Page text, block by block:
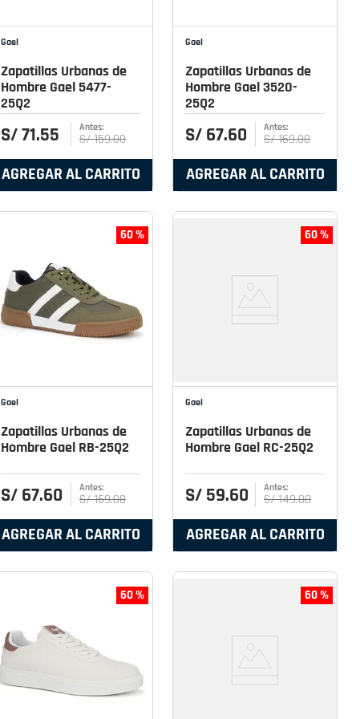
Gael
Zapatillas Urbanas de
Hombre Gael 5477-
25Q2
S/71.55 S/159.00
AGREGAR AL CARRITO
Gael
Zapatillas Urbanas de
Hombre Gael 3520-
25Q2
S/ 67.60 S/169.00
AGREGAR AL CARRITO
60 %
Gael
Zapatillas Urbanas de
Hombre Gael RB-25Q2
S/ 67.60 S/169.00
AGREGAR AL CARRITO
60 %
Gael
Zapatillas Urbanas de
Hombre Gael RC-25Q2
S/ 59.60 S/149.00
AGREGAR AL CARRITO
60 % 60 %